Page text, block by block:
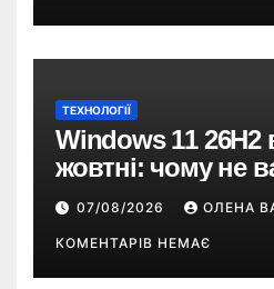
ТЕХНОЛОГІЇ
Windows 11 26H2
жовтні: чому не
пропускати це
07/08/2026 ОЛЕНА
КОМЕНТАРІВ НЕМАЄ